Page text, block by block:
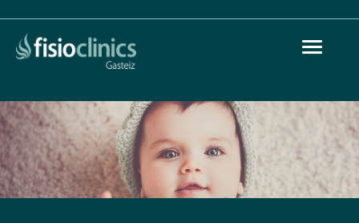
Pasar
contenido
principal
Toggle